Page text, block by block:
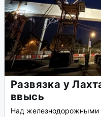
Развязка у
ввысь
Над железнодорожными